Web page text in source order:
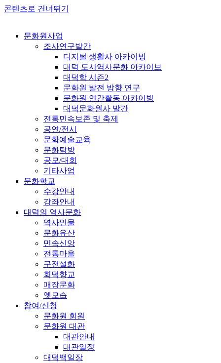
콘텐츠로 건너뛰기
문화원사업
조사연구발간
디지털 생활사 아카이빙
대덕 도시역사문화 아카이브
대덕학 시즌2
문화원 발전 방향 연구
문화원 연간활동 아카이빙
대덕문화원사 발간
전통민속보존 및 축제
공연/전시
문화예술교육
문화탐방
공모/대회
기타사업
문화학교
수강안내
강좌안내
대덕의 역사문화
역사인물
문화유산
민속신앙
전통마을
구전설화
회덕향교
매장문화
옛모습
참여/신청
문화원 회원
문화원 대관
대관안내
대관일정
대덕백일장